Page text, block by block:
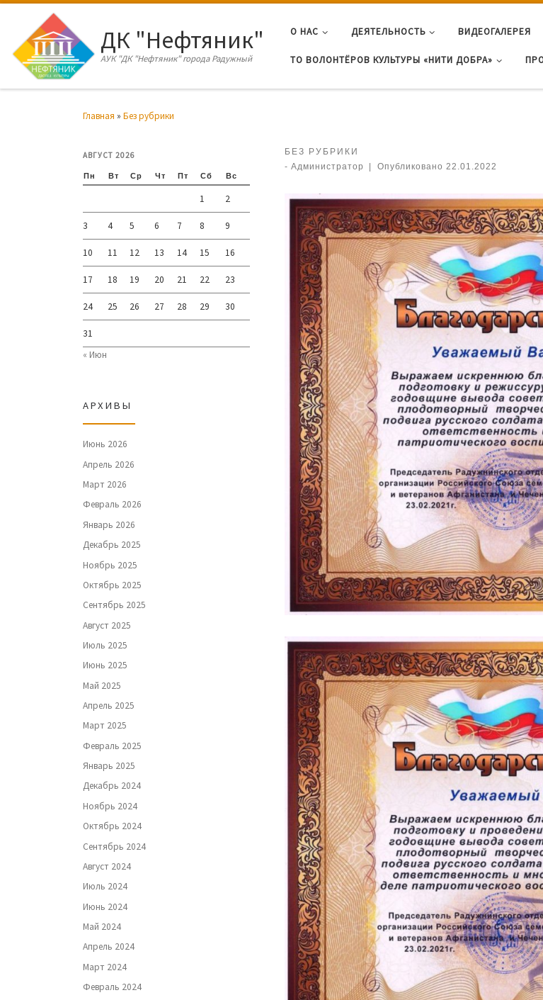
Перейти к содержимому
ДК "Нефтяник"
АУК "ДК "Нефтяник" города Радужный
О НАС ДЕЯТЕЛЬНОСТЬ ВИДЕОГАЛЕРЕЯ
ТО ВОЛОНТЁРОВ КУЛЬТУРЫ «НИТИ ДОБРА»
Главная » Без рубрики
БЕЗ РУБРИКИ
- Администратор Опубликовано 22.01.2022
АВГУСТ 2026
Пн Вт Ср Чт Пт Сб Вс
1 2
3 4 5 6 7 8 9
10 11 12 13 14 15 16
17 18 19 20 21 22 23
24 25 26 27 28 29 30
31
« Июн
АРХИВЫ
Июнь 2026
Апрель 2026
Март 2026
Февраль 2026
Январь 2026
Декабрь 2025
Ноябрь 2025
Октябрь 2025
Сентябрь 2025
Август 2025
Июль 2025
Июнь 2025
Май 2025
Апрель 2025
Март 2025
Февраль 2025
Январь 2025
Декабрь 2024
Ноябрь 2024
Октябрь 2024
Сентябрь 2024
Август 2024
Июль 2024
Июнь 2024
Май 2024
Апрель 2024
Март 2024
Февраль 2024